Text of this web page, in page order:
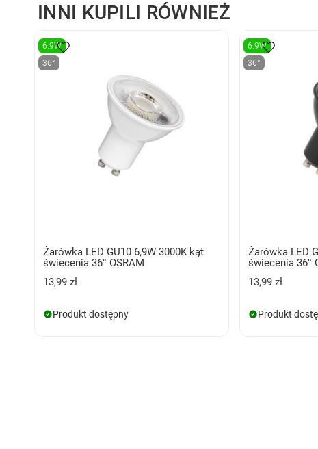
INNI KUPILI RÓWNIEŻ
6.9W
36°
Żarówka LED GU10 6,9W 3000K kąt
świecenia 36° OSRAM
13,99 zł
Produkt dostępny
6.9W
36°
Żarówka LED
świecenia 36°
13,99 zł
Produkt